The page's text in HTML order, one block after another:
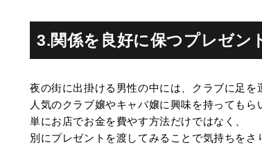
3.関係を良好に保つプレゼン
夜の街に出掛ける男性の中には、クラブに足を
人気のクラブ嬢やキャバ嬢に興味を持っても
単にお店でお金を費やす方法だけではなく、
別にプレゼントを渡してみることで気持ちをさ